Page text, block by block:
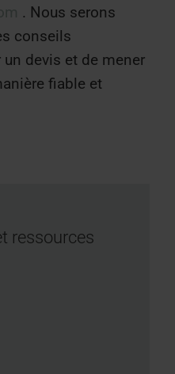
. Nous serons
conseils
un devis et de mener
fiable et
ressources